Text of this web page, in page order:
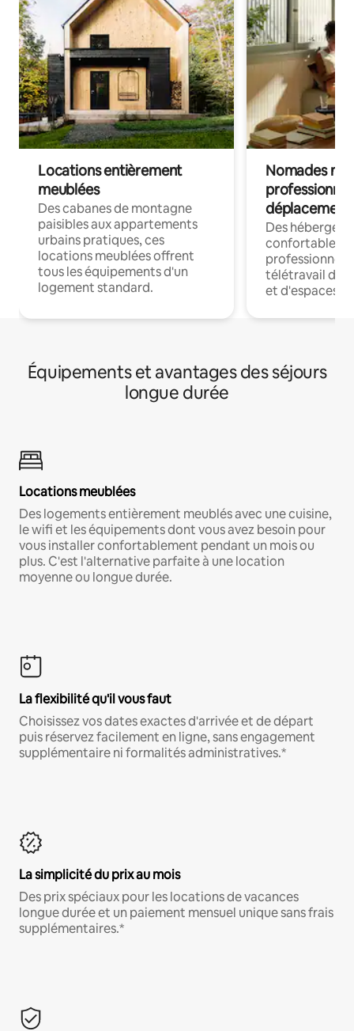
Locations entièrement
meublées
Des cabanes de montagne
paisibles aux appartements
urbains pratiques, ces
locations meublées offrent
tous les équipements d'un
logement standard.
Nomades
déplacement
Des
confortables
professionnels
télétravail
et d'espaces
Équipements et avantages des séjours
longue durée
Locations meublées
Des logements entièrement meublés avec une cuisine,
le wifi et les équipements dont vous avez besoin pour
vous installer confortablement pendant un mois ou
plus. C'est l'alternative parfaite à une location
moyenne ou longue durée.
La flexibilité qu'il vous faut
Choisissez vos dates exactes d'arrivée et de départ
puis réservez facilement en ligne, sans engagement
supplémentaire ni formalités administratives.*
La simplicité du prix au mois
Des prix spéciaux pour les locations de vacances
longue durée et un paiement mensuel unique sans frais
supplémentaires.*